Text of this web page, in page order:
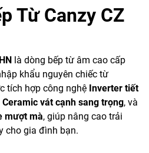
Từ Canzy CZ
là dòng bếp từ âm cao cấp
khẩu nguyên chiếc từ
tích hợp công nghệ Inverter tiết
vát cạnh sang trọng, và
mượt mà, giúp nâng cao trải
cho gia đình bạn.